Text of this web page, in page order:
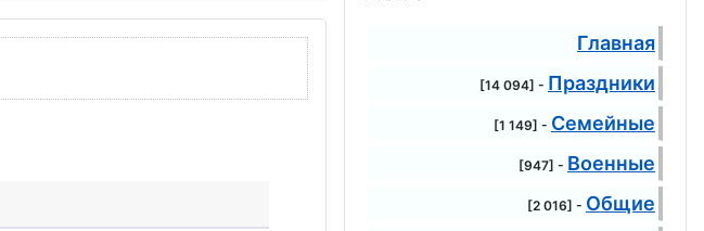
Главная
[14 094] - Праздники
[1 149] - Семейные
[947] - Военные
[2 016] - Общие